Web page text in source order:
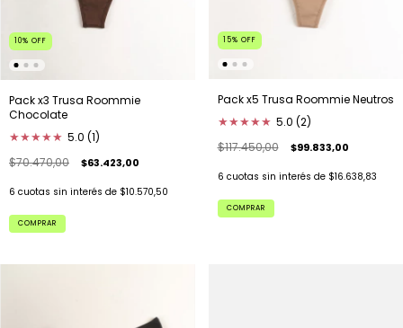
10% OFF
Pack x3 Trusa Roommie
Chocolate
★★★★★ 5.0 (1)
$70.470,00
$63.423,00
6 cuotas sin interés de $10.570,50
COMPRAR
15% OFF
Pack x5 Trusa Roommie Neutros
★★★★★ 5.0 (2)
$117.450,00
$99.833,00
6 cuotas sin interés de $16.638,83
COMPRAR